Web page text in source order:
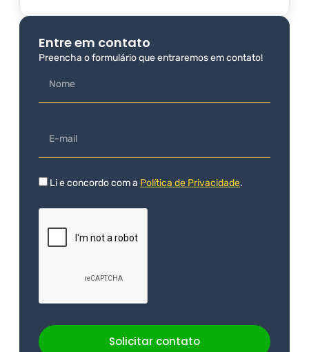
Entre em contato
Preencha o formulário que entraremos em contato!
Li e concordo com a Política de Privacidade.
Solicitar contato